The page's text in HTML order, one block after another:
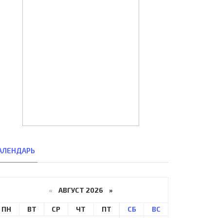
« АВГУСТ 2026 »
ПН ВТ СР ЧТ ПТ СБ ВС